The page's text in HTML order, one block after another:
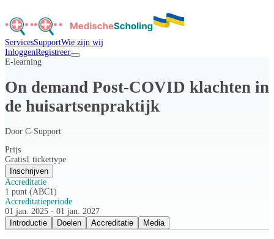
ServicesSupportWie zijn wij
InloggenRegistreer
E-learning
On demand Post-COVID klachten in
de huisartsenpraktijk
Door C-Support
Prijs
Gratis1 tickettype
Inschrijven
Accreditatie
1 punt (ABC1)
Accreditatieperiode
01 jan. 2025 - 01 jan. 2027
Introductie
Doelen Accreditatie Media